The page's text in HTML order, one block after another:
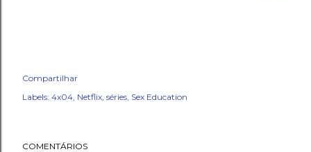
Compartilhar
Labels: 4x04 Netflix séries Sex Education
COMENTÁRIOS